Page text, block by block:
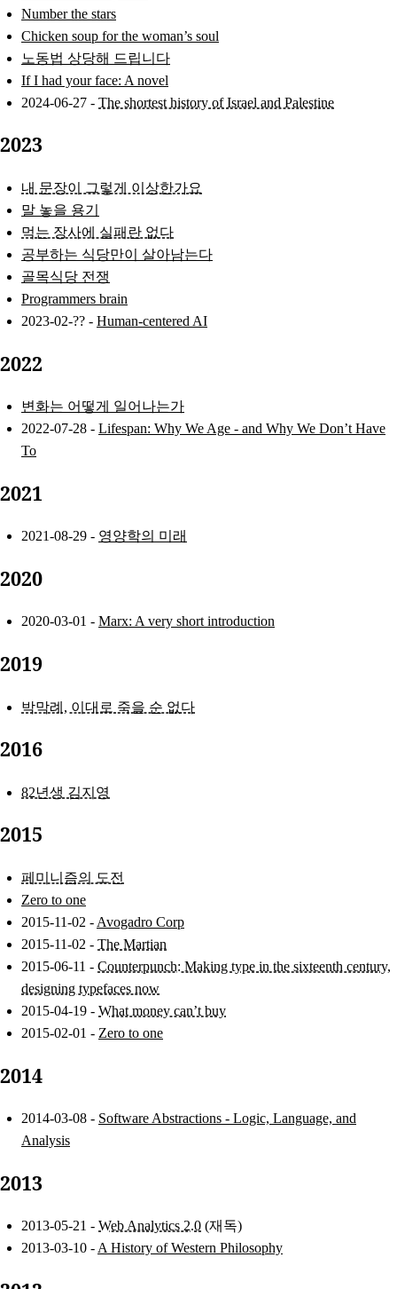
Number the stars
Chicken soup for the woman’s soul
노동법 상당해 드립니다
If I had your face: A novel
2024-06-27 - The shortest history of Israel and Palestine
2023
내 문장이 그렇게 이상한가요
말 놓을 용기
먹는 장사에 실패란 없다
공부하는 식당만이 살아남는다
골목식당 전쟁
Programmers brain
2023-02-?? - Human-centered AI
2022
변화는 어떻게 일어나는가
2022-07-28 - Lifespan: Why We Age - and Why We Don’t Have
To
2021
2021-08-29 - 영양학의 미래
2020
2020-03-01 - Marx: A very short introduction
2019
박막례, 이대로 죽을 순 없다
2016
82년생 김지영
2015
페미니즘의 도전
Zero to one
2015-11-02 - Avogadro Corp
2015-11-02 - The Martian
2015-06-11 - Counterpunch: Making type in the sixteenth century,
designing typefaces now
2015-04-19 - What money can’t buy
2015-02-01 - Zero to one
2014
2014-03-08 - Software Abstractions - Logic, Language, and
Analysis
2013
2013-05-21 - Web Analytics 2.0 (재독)
2013-03-10 -A History of Western Philosophy